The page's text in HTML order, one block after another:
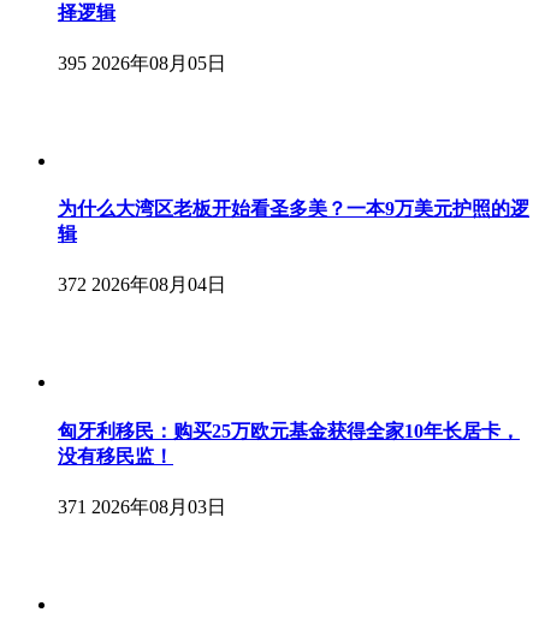
择逻辑
395 2026年08月05日
为什么大湾区老板开始看圣多美？一本9万美元护照的逻
辑
372 2026年08月04日
匈牙利移民：购买25万欧元基金获得全家10年长居卡，
没有移民监！
371 2026年08月03日